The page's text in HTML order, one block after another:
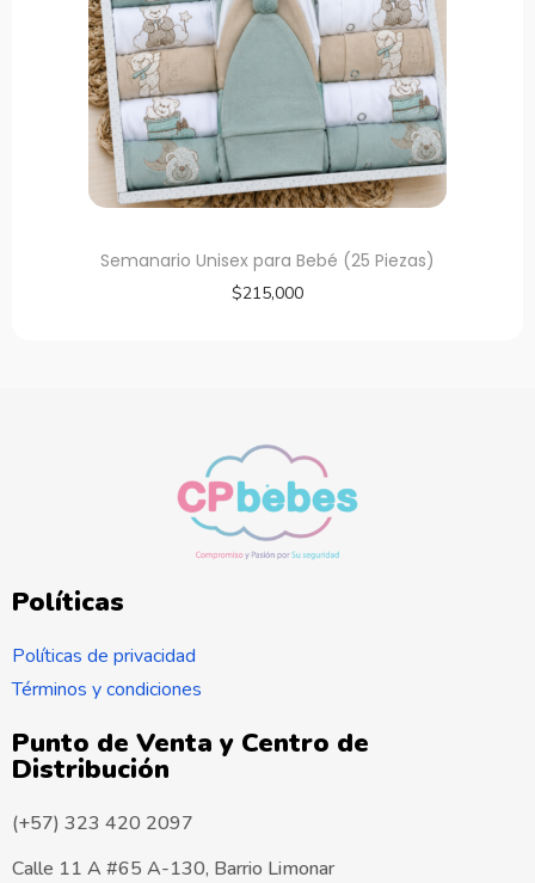
Semanario Unisex para Bebé (25 Piezas)
$215,000
Políticas
Políticas de privacidad
Términos y condiciones
Punto de Venta y Centro de
Distribución
(+57) 323 420 2097
Calle 11 A #65 A-130, Barrio Limonar